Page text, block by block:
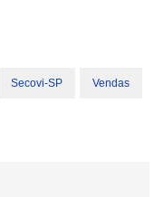
Secovi-SP Vendas